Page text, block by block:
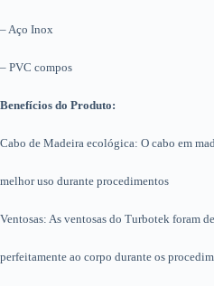
– Aço Inox
– PVC compos
Benefícios do Produto:
Cabo de Madeira ecológica: O cabo em
melhor uso durante procedimentos
Ventosas: As ventosas do Turbotek foram
perfeitamente ao corpo durante os